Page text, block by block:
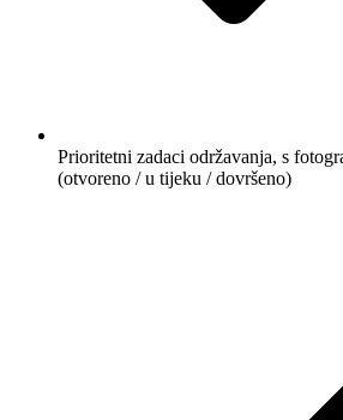
Prioritetni zadaci održavanja, s
(otvoreno / u tijeku / dovršeno)